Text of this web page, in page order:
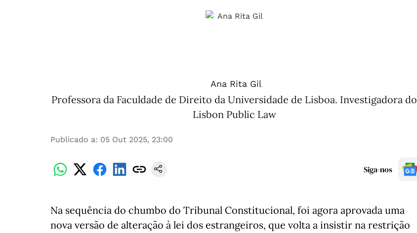
Ana Rita Gil
Professora da Faculdade de Direito da Universidade de Lisboa. Investigadora do
Lisbon Public Law
Publicado a: 05 Out 2025, 23:00
Siga-nos
Na sequência do chumbo do Tribunal Constitucional, foi agora aprovada uma
nova versão de alteração à lei dos estrangeiros, que volta a insistir na restrição